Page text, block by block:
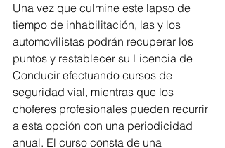
Una vez que culmine este lapso de
tiempo de inhabilitación, las y los
automovilistas podrán recuperar los
puntos y restablecer su Licencia de
Conducir efectuando cursos de
seguridad vial, mientras que los
choferes profesionales pueden recurrir
a esta opción con una periodicidad
anual. El curso consta de una